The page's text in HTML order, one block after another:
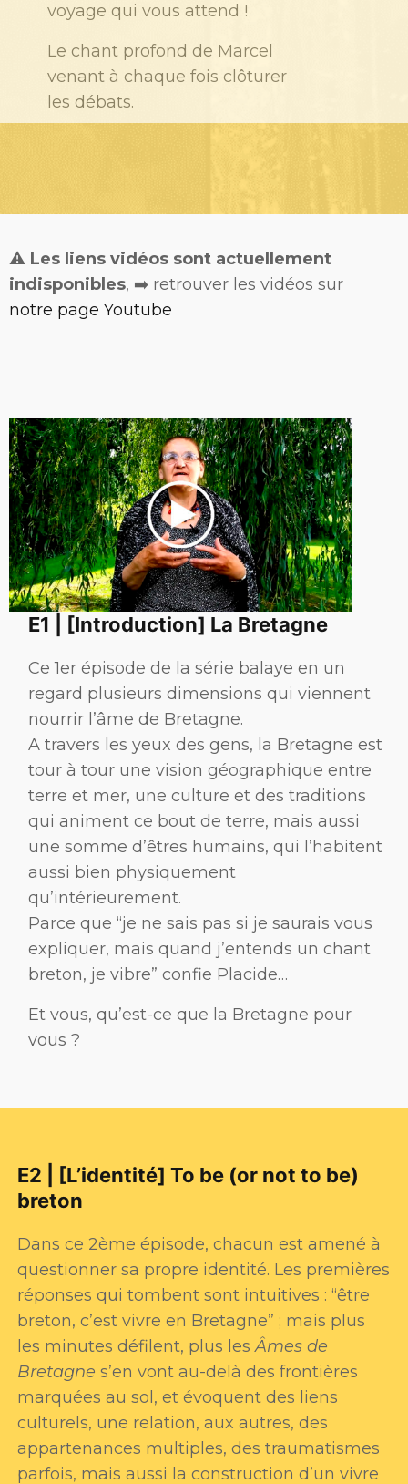
voyage qui vous attend !
Le chant profond de Marcel
venant à chaque fois clôturer
les débats.
⚠️ Les liens vidéos sont actuellement
indisponibles, ➡️ retrouver les vidéos sur
notre page Youtube
E1 | [Introduction] La Bretagne
Ce 1er épisode de la série balaye en un
regard plusieurs dimensions qui viennent
nourrir l’âme de Bretagne.
A travers les yeux des gens, la Bretagne est
tour à tour une vision géographique entre
terre et mer, une culture et des traditions
qui animent ce bout de terre, mais aussi
une somme d’êtres humains, qui l’habitent
aussi bien physiquement
qu’intérieurement.
Parce que “je ne sais pas si je saurais vous
expliquer, mais quand j’entends un chant
breton, je vibre” confie Placide…
Et vous, qu’est-ce que la Bretagne pour
vous ?
E2 | [L’identité] To be (or not to be)
breton
Dans ce 2ème épisode, chacun est amené à
questionner sa propre identité. Les premières
réponses qui tombent sont intuitives : “être
breton, c’est vivre en Bretagne” ; mais plus
les minutes défilent, plus lesÂmes de
Bretagne s’en vont au-delà des frontières
marquées au sol, et évoquent des liens
culturels, une relation, aux autres, des
appartenances multiples, des traumatismes
parfois, mais aussi la construction d’un vivre